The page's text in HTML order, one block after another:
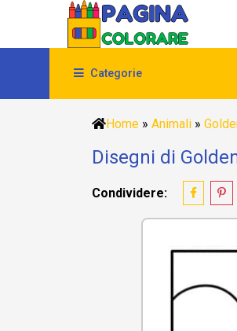
Categorie
Home » Animali »
Disegni di
Condividere: